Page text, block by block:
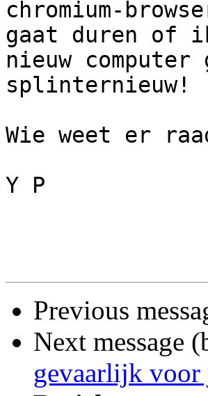
chromium-
gaat duren of
nieuw
splinternieuw!
Wie weet er
Y P
Previous
Next message
gevaarlijk voor